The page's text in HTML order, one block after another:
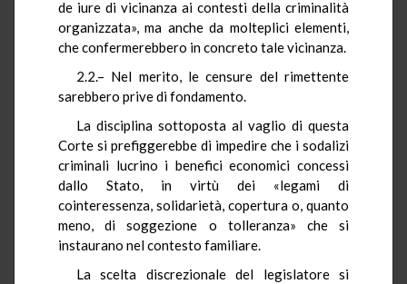
de iure di vicinanza ai contesti della criminalità
organizzata», ma anche da molteplici elementi,
che confermerebbero in concreto tale vicinanza.
2.2.– Nel merito, le censure del rimettente
sarebbero prive di fondamento.
La disciplina sottoposta al vaglio di questa
Corte si prefiggerebbe di impedire che i sodalizi
criminali lucrino i benefici economici concessi
dallo Stato, in virtù dei «legami di
cointeressenza, solidarietà, copertura o, quanto
meno, di soggezione o tolleranza» che si
instaurano nel contesto familiare.
La scelta discrezionale del legislatore si